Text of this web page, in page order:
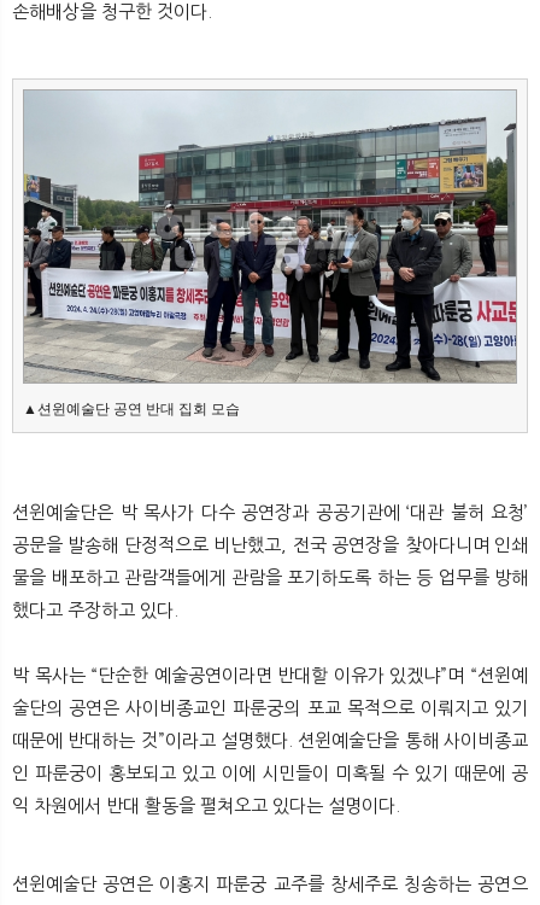
색
손해배상을 청구한 것이다.
▲션윈예술단 공연 반대 집회 모습
션윈예술단은 박 목사가 다수 공연장과 공공기관에 ‘대관 불허 요청’
공문을 발송해 단정적으로 비난했고, 전국 공연장을 찾아다니며 인쇄
물을 배포하고 관람객들에게 관람을 포기하도록 하는 등 업무를 방해
했다고 주장하고 있다.
박 목사는 “단순한 예술공연이라면 반대할 이유가 있겠냐”며 “션윈예
술단의 공연은 사이비종교인 파룬궁의 포교 목적으로 이뤄지고 있기
때문에 반대하는 것”이라고 설명했다. 션윈예술단을 통해 사이비종교
인 파룬궁이 홍보되고 있고 이에 시민들이 미혹될 수 있기 때문에 공
익 차원에서 반대 활동을 펼쳐오고 있다는 설명이다.
션윈예술단 공연은 이홍지 파룬궁 교주를 창세주로 칭송하는 공연으